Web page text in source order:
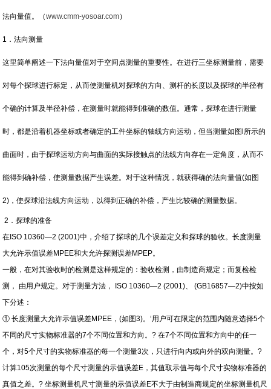
法向量值。（www.cmm-yosoar.com）
1．法向测量
这里简单阐述一下法向量值对于空间点测量的重要性。在进行三坐标测量前，需要
对每个探球进行标定，从而使测量机对探球的方向、测杆的长度以及探球的半径有
个确的计算及半径补偿，在测量时就能得到准确的数值。通常，探球在进行测量
时，都是沿着机器坐标或者确定的工件坐标的轴线方向运动，但当测量如图l所示的
曲面时，由于探球运动方向与曲面的实际接触点的法线方向存在一定角度，从而不
能得到确补偿，使测量数据产生误差。对于这种情况，就获得确的法向量值(如图
2)，使探球沿法线方向运动，以得到正确的补偿，产生比较确的测量数据。
2 ．探球的准备
在ISO 10360—2 (2001)中，介绍了探球的几个误差定义和探球的验收。长度测量
大允许示值误差MPEE和大允许探测误差MPEP。
一般，在对其验收时的检测是这样规定的：验收检测，由制造商规定；而复检检
测， 由用户规定。对于测量方法， ISO 10360—2 (2001)、 (GB16857—2)中按如
下分述：
① 长度测量大允许示值误差MPEE，(如图3)。‘用户可在限定的范围内随意选择5个
不同的尺寸实物标准器的7个不同位置和方向。? 在7个不同位置和方向中的任一
个，对5个尺寸的实物标准器的每一个测量3次，只进行向内或向外的双向测量。?
计算105次测量的每个尺寸测量的示值误差E，其值取示值与每个尺寸实物标准器的
真值之差。? 坐标测量机尺寸测量的示值误差E不大于由制造商规定的坐标测量机尺